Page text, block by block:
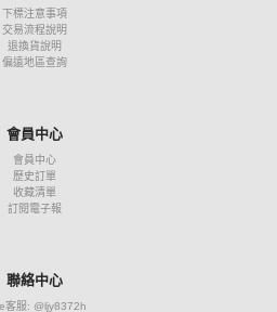
下標注意事項
交易流程說明
退換貨說明
偏遠地區查詢
會員中心
會員中心
歷史訂單
收藏清單
訂閱電子報
聯絡中心
客服: @ljy8372h